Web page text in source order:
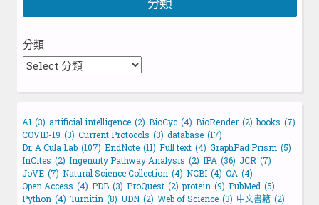
分類
AI (3) artificial intelligence (2) BioCyc (4) BioRender (2) books (7)
COVID-19 (3) Current Protocols (3) database (17)
Dr. A Cula Lab (107) EndNote (11) Full text (4) GraphPad Prism (5)
InCites (2) Ingenuity Pathway Analysis (2) IPA (36) JCR (7)
JoVE (7) Natural Science Collection (4) NCBI (4) OA (4)
Open Access (4) PDB (3) ProQuest (2) protein (9) PubMed (5)
Python (4) Turnitin (8) UDN (2) Web of Science (3) 中文書籍 (2)